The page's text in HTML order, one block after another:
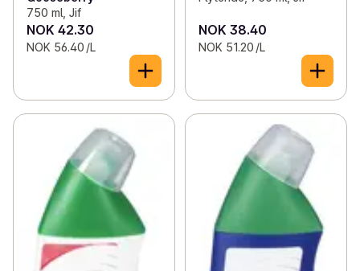
750 ml, Jif
NOK 42.30
NOK 56.40 /L
NOK 38.40
NOK 51.20 /L